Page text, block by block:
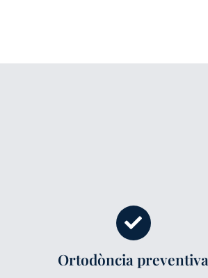
Ortodòncia preventiva